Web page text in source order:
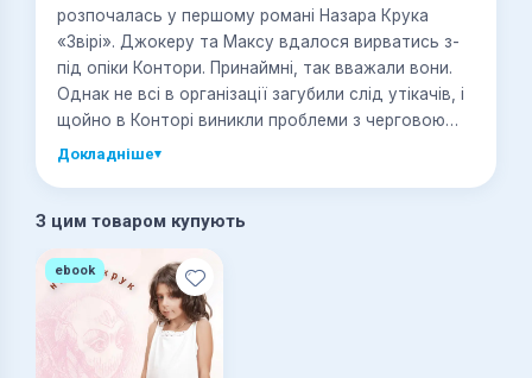
розпочалась у першому романі Назара Крука
«Звірі». Джокеру та Максу вдалося вирватись з-
під опіки Контори. Принаймні, так вважали вони.
Однак не всі в організації загубили слід утікачів, і
щойно в Конторі виникли проблеми з черговою
порцією вихованців, які володіють надзвичайними
упевнений у тому, що впоратися з ними може
довіряє, - це Джокер...
Докладніше▾
З цим товаром купують
ebook